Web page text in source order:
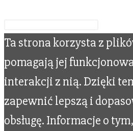
Ta strona korzysta z
pomagają jej
interakcji z nią. Dzięki
zapewnić lepszą i
obsługę. Informacje o